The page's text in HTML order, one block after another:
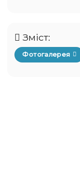
Зміст:
Фотогалерея